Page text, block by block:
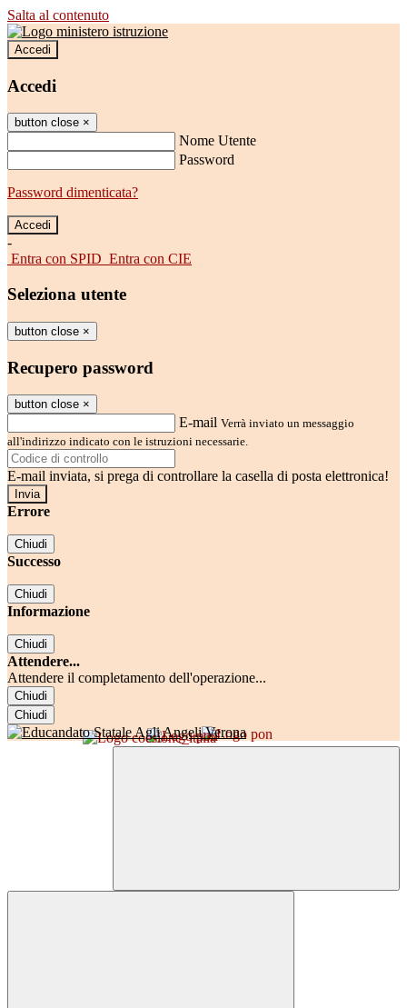
Salta al contenuto
Accedi
Accedi
button close ×
Nome Utente
Password
Password dimenticata?
-
Entra con SPID Entra con CIE
Seleziona utente
button close ×
Recupero password
button close ×
E-mail Verrà inviato un messaggio
all'indirizzo indicato con le istruzioni necessarie.
E-mail inviata, si prega di controllare la casella di posta elettronica!
Errore
Chiudi
Successo
Chiudi
Informazione
Chiudi
Attendere...
Attendere il completamento dell'operazione...
Chiudi
Chiudi